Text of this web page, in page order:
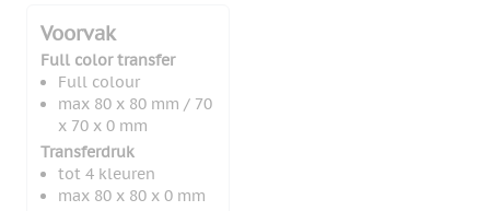
Voorvak
Full color transfer
Full colour
max 80 x 80 mm / 70
x 70 x 0 mm
Transferdruk
tot 4 kleuren
max 80 x 80 x 0 mm